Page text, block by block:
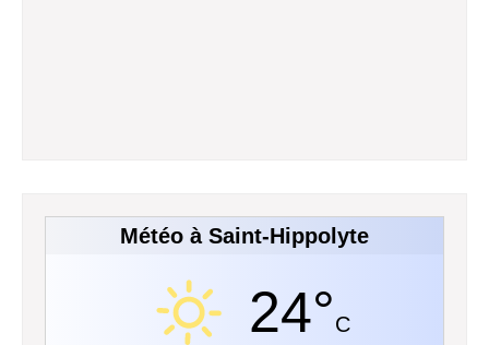
Météo à Saint-Hippolyte
24°C